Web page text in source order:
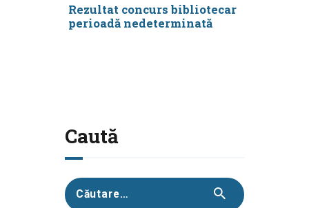
Rezultat concurs bibliotecar
perioadă nedeterminată
Caută
Caută
după: